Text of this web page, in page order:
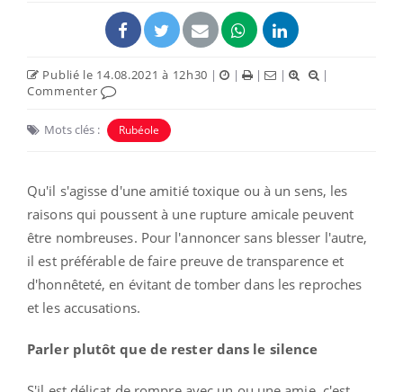
Publié le 14.08.2021 à 12h30 | | | |
|
Commenter
Mots clés : Rubéole
Qu'il s'agisse d'une amitié toxique ou à un sens, les
raisons qui poussent à une rupture amicale peuvent
être nombreuses. Pour l'annoncer sans blesser l'autre,
il est préférable de faire preuve de transparence et
d'honnêteté, en évitant de tomber dans les reproches
et les accusations.
Parler plutôt que de rester dans le silence